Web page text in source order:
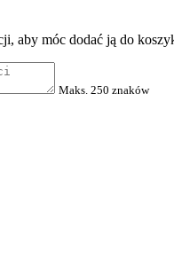
aby móc dodać ją do
Maks. 250 znaków